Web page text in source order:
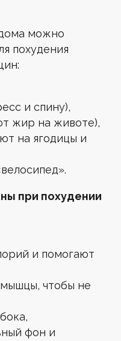
можно
похудения
и спину),
жир на животе),
на ягодицы и
при похудении
и помогают
чтобы не
фон и